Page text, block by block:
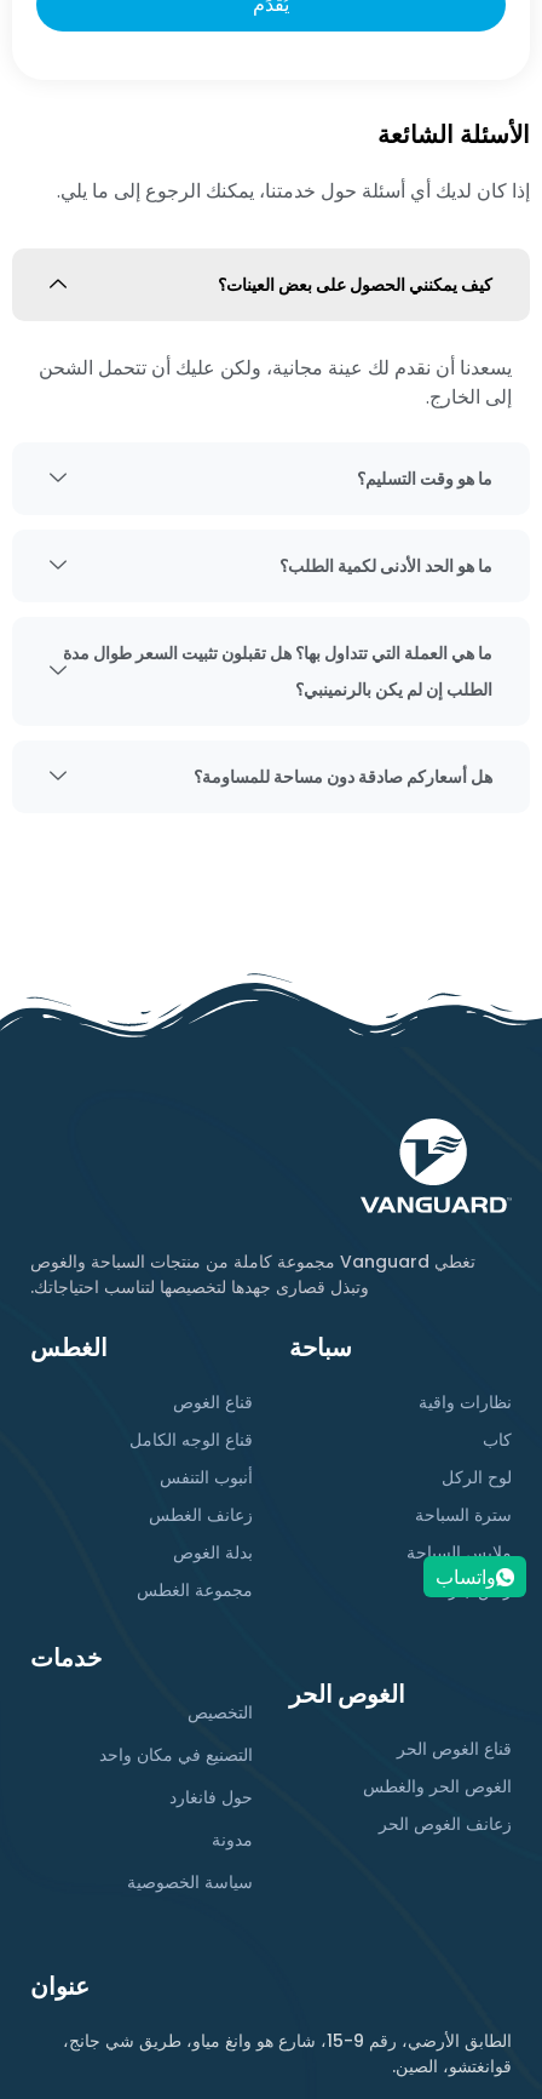
الأسئلة الشائعة
إذا كان لديك أي أسئلة حول خدمتنا، يمكنك الرجوع إلى ما يلي.
كيف يمكنني الحصول على بعض العينات؟
يسعدنا أن نقدم لك عينة مجانية، ولكن عليك أن تتحمل الشحن
إلى الخارج.
ما هو وقت التسليم؟
ما هو الحد الأدنى لكمية الطلب؟
ما هي العملة التي تتداول بها؟ هل تقبلون تثبيت السعر طوال مدة
الطلب إن لم يكن بالرنمينبي؟
هل أسعاركم صادقة دون مساحة للمساومة؟
تغطي Vanguard مجموعة كاملة من منتجات السباحة والغوص
وتبذل قصارى جهدها لتخصيصها لتناسب احتياجاتك.
سباحة
نظارات واقية
كاب
لوح الركل
سترة السباحة
ملابس السباحة
راش جارد
الغطس
قناع الغوص
قناع الوجه الكامل
أنبوب التنفس
زعانف الغطس
بدلة الغوص
مجموعة الغطس
الغوص الحر
قناع الغوص الحر
الغوص الحر والغطس
زعانف الغوص الحر
خدمات
التخصيص
التصنيع في مكان واحد
حول فانغارد
مدونة
سياسة الخصوصية
عنوان
الطابق الأرضي، رقم 9-15، شارع هو وانغ مياو، طريق شي جانج،
قوانغتشو، الصين.
واتساب